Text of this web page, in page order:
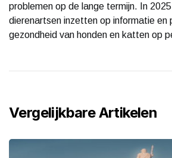
problemen op de lange termijn. In
dierenartsen inzetten op informatie en
gezondheid van honden en katten op
Vergelijkbare Artikelen